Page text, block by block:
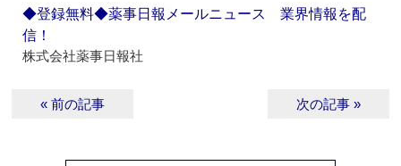
◆登録無料◆薬事日報メールニュース 業界情報を配
信！
株式会社薬事日報社
« 前の記事 次の記事 »